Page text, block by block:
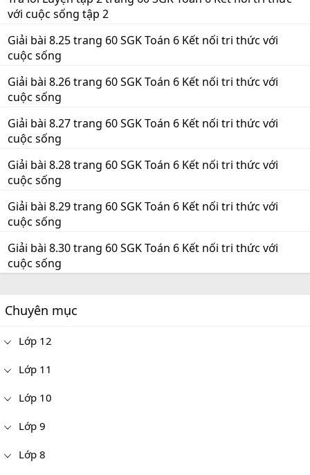
với cuộc sống tập 2
Giải bài 8.25 trang 60 SGK Toán 6 Kết nối tri thức với
cuộc sống
Giải bài 8.26 trang 60 SGK Toán 6 Kết nối tri thức với
cuộc sống
Giải bài 8.27 trang 60 SGK Toán 6 Kết nối tri thức với
cuộc sống
Giải bài 8.28 trang 60 SGK Toán 6 Kết nối tri thức với
cuộc sống
Giải bài 8.29 trang 60 SGK Toán 6 Kết nối tri thức với
cuộc sống
Giải bài 8.30 trang 60 SGK Toán 6 Kết nối tri thức với
cuộc sống
Chuyên mục
Lớp 12
Lớp 11
Lớp 10
Lớp 9
Lớp 8